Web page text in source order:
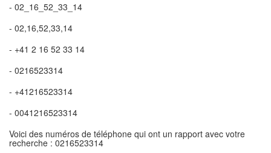
- 02_16_52_33_14
- 02,16,52,33,14
- +41 2 16 52 33 14
- 0216523314
- +41216523314
- 0041216523314
Voici des numéros de téléphone qui ont un rapport avec votre
recherche : 0216523314